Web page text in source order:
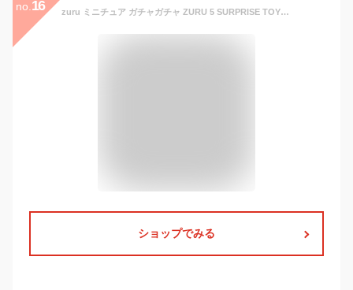
no. 16 zuru ミニチュア ガチャガチャ ZURU 5 SURPRISE TOY MINI BRANDS おもちゃ トイ 大人買い ガチャ キット フィギュア ミニチュア小物 アメトイ ミステリーカプセル アメリカ 海外版 カプセルトイ アメリカン雑貨 アメリカ雑貨 面白雑貨 送料無料
ショップでみる